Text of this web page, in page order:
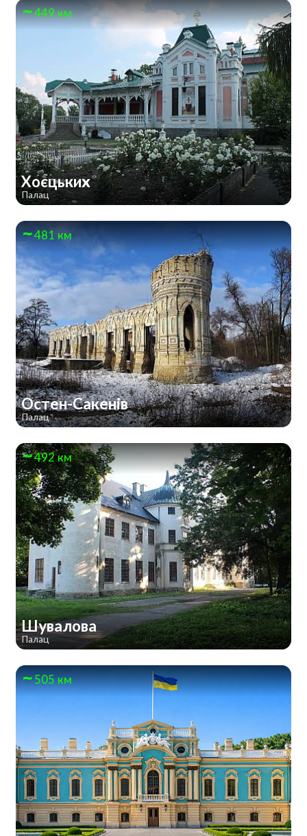
449 км
Хоєцьких
Палац
481 км
Остен-Сакенів
Палац
492 км
Шувалова
Палац
505 км